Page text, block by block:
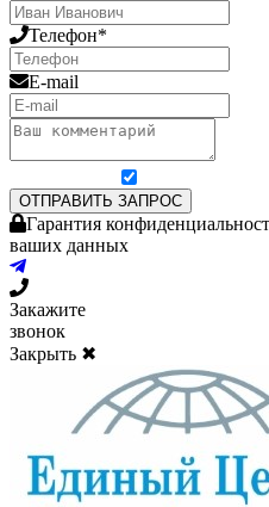
Телефон*
E-mail
ОТПРАВИТЬ ЗАПРОС
Гарантия
ваших данных
Закажите
звонок
Закрыть ✖